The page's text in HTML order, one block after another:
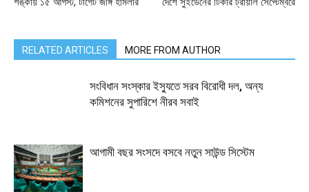
RELATED ARTICLES MORE FROM AUTHOR
সংবিধান সংস্কার ইস্যুতে সরব বিরোধী দল, অন্য
কমিশনের সুপারিশে নীরব সবাই
আগামী বছর সংসদে বসবে নতুন সাউন্ড সিস্টেম